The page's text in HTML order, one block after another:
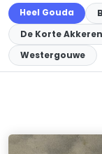
Heel Gouda
De Korte Akkeren
Westergouwe